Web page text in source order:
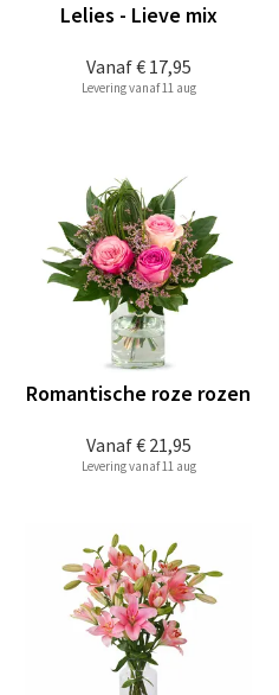
Vanaf€ 17,95
Lelies - Lieve mix
Levering vanaf 11 aug
Vanaf€ 21,95
Romantische roze rozen
Levering vanaf 11 aug